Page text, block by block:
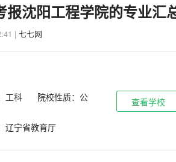
沈阳工程学院的专业汇
| 七七网
工科
院校性质：公
辽宁省教育厅
查看学校